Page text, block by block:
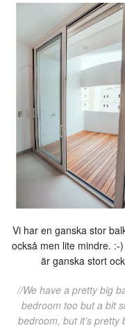
Vi har en ganska stor
också men lite mindre. :-
är ganska stort
//We have a pretty big
bedroom too but a bit
bedroom, but it’s pretty